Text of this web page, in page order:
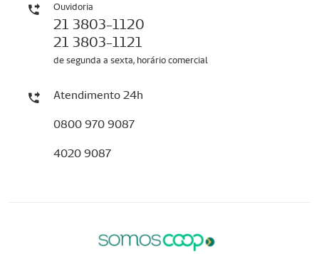
Ouvidoria
21 3803-1120
21 3803-1121
de segunda a sexta, horário comercial
Atendimento 24h
0800 970 9087
4020 9087